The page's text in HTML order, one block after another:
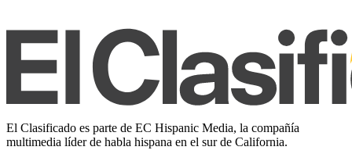
El Clasificado es parte de EC Hispanic Media, la compañía
multimedia líder de habla hispana en el sur de California.